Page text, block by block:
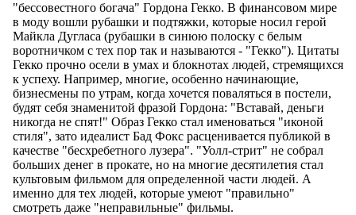
"бессовестного богача" Гордона Гекко. В финансовом мире
в моду вошли рубашки и подтяжки, которые носил герой
Майкла Дугласа (рубашки в синюю полоску с белым
воротничком с тех пор так и называются - "Гекко"). Цитаты
Гекко прочно осели в умах и блокнотах людей, стремящихся
к успеху. Например, многие, особенно начинающие,
бизнесмены по утрам, когда хочется поваляться в постели,
будят себя знаменитой фразой Гордона: "Вставай, деньги
никогда не спят!" Образ Гекко стал именоваться "иконой
стиля", зато идеалист Бад Фокс расценивается публикой в
качестве "бесхребетного лузера". "Уолл-стрит" не собрал
больших денег в прокате, но на многие десятилетия стал
культовым фильмом для определенной части людей. А
именно для тех людей, которые умеют "правильно"
смотреть даже "неправильные" фильмы.